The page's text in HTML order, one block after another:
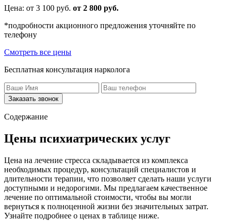
Цена: от 3 100 руб. от 2 800 руб.
*подробности акционного предложения уточняйте по
телефону
Смотреть все цены
Бесплатная консультация нарколога
Заказать звонок
Содержание
Цены психиатрических услуг
Цена на лечение стресса складывается из комплекса
необходимых процедур, консультаций специалистов и
длительности терапии, что позволяет сделать наши услуги
доступными и недорогими. Мы предлагаем качественное
лечение по оптимальной стоимости, чтобы вы могли
вернуться к полноценной жизни без значительных затрат.
Узнайте подробнее о ценах в таблице ниже.